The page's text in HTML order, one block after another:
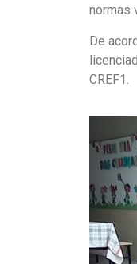
normas
De
CREF1.